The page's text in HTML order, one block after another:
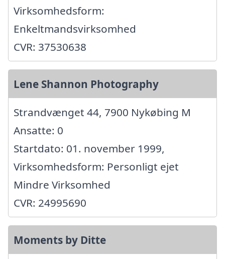
Virksomhedsform:
Enkeltmandsvirksomhed
CVR: 37530638
Lene Shannon Photography
Strandvænget 44, 7900 Nykøbing M
Ansatte: 0
Startdato: 01. november 1999,
Virksomhedsform: Personligt ejet
Mindre Virksomhed
CVR: 24995690
Moments by Ditte